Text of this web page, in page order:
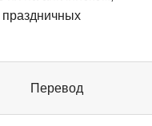
Перевод